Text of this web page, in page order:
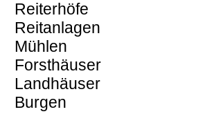
Reiterhöfe
Reitanlagen
Mühlen
Forsthäuser
Landhäuser
Burgen